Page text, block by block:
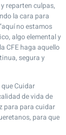
reparten culpas,
la cara para
no estamos
algo elemental y
CFE haga aquello
segura y
Cuidar
de vida de
para para cuidar
para que